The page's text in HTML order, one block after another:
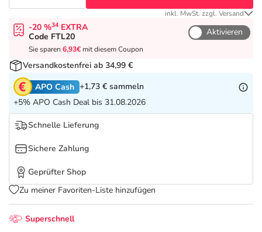
Tierapotheke
Vitamine & Mineralstoffe
Marken
Salus Deals
Superschnell
inkl. MwSt. zzgl. Versand
-20 %34 EXTRA
Code FTL20
Aktivieren
Sie sparen 6,93€ mit diesem Coupon
Versandkostenfrei ab 34,99 €
APO Cash +1,73 € sammeln
+5% APO Cash Deal bis 31.08.2026
Schnelle Lieferung
Sichere Zahlung
Geprüfter Shop
Zu meiner Favoriten-Liste hinzufügen